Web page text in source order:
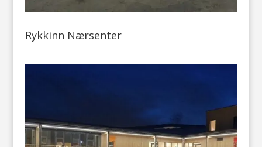
Rykkinn Nærsenter